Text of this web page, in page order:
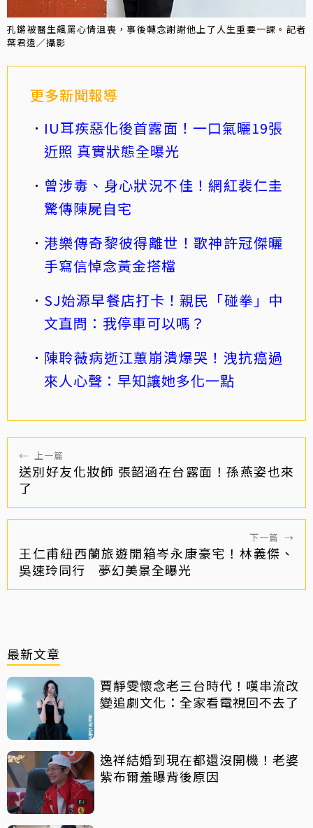
孔鏘被醫生飆罵心情沮喪，事後轉念謝謝他上了人生重要一課。記者
葉君遠／攝影
更多新聞報導
IU耳疾惡化後首露面！一口氣曬19張
近照 真實狀態全曝光
曾涉毒、身心狀況不佳！網紅裴仁圭
驚傳陳屍自宅
港樂傳奇黎彼得離世！歌神許冠傑曬
手寫信悼念黃金搭檔
SJ始源早餐店打卡！親民「碰拳」中
文直問：我停車可以嗎？
陳聆薇病逝江蕙崩潰爆哭！洩抗癌過
來人心聲：早知讓她多化一點
← 上一篇
送別好友化妝師 張韶涵在台露面！孫燕姿也來
了
下一篇 →
王仁甫紐西蘭旅遊開箱岑永康豪宅！林義傑、
吳速玲同行 夢幻美景全曝光
最新文章
賈靜雯懷念老三台時代！嘆串流改
變追劇文化：全家看電視回不去了
逸祥結婚到現在都還沒開機！老婆
紫布爾羞曝背後原因